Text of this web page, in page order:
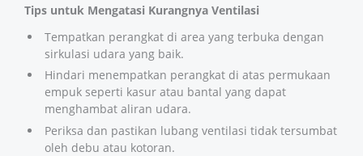
Tips untuk Mengatasi Kurangnya Ventilasi
Tempatkan perangkat di area yang terbuka dengan
sirkulasi udara yang baik.
Hindari menempatkan perangkat di atas permukaan
empuk seperti kasur atau bantal yang dapat
menghambat aliran udara.
Periksa dan pastikan lubang ventilasi tidak tersumbat
oleh debu atau kotoran.